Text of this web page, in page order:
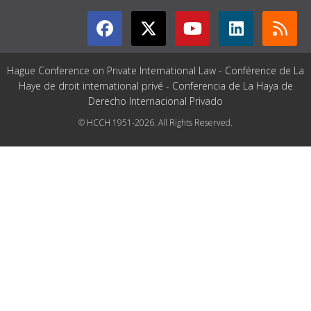
Hague Conference on Private International Law - Conférence de La
Haye de droit international privé - Conferencia de La Haya de
Derecho Internacional Privado
© HCCH 1951-2026. All Rights Reserved.